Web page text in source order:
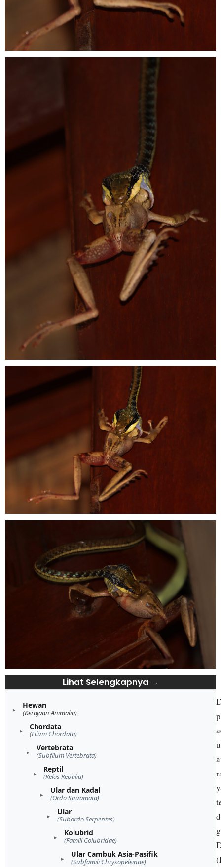
Lihat Selengkapnya →
Hewan
(Kerajaan Animalia)
Chordata
(Filum Chordata)
Vertebrata
(Subfilum Vertebrata)
Reptil
(Kelas Reptilia)
Ular dan Kadal
(Ordo Squamata)
Ular
(Subordo Serpentes)
Kolubrid
(Famili Colubridae)
Ular Cambuk Asia-Pasifik
(Subfamili Chrysopeleinae)